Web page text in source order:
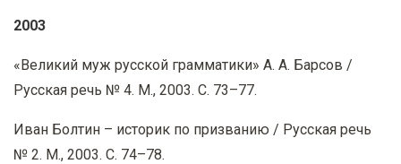
2003
«Великий муж русской грамматики» А. А. Барсов /
Русская речь № 4. М., 2003. С. 73–77.
Иван Болтин – историк по призванию / Русская речь
№ 2. М., 2003. С. 74–78.